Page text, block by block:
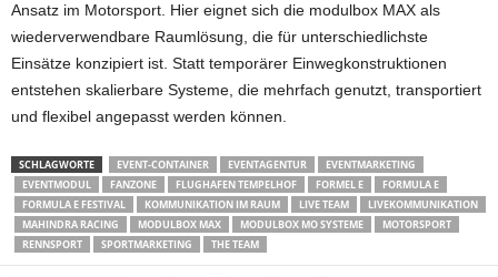
Ansatz im Motorsport. Hier eignet sich die modulbox MAX als
wiederverwendbare Raumlösung, die für unterschiedlichste
Einsätze konzipiert ist. Statt temporärer Einwegkonstruktionen
entstehen skalierbare Systeme, die mehrfach genutzt, transportiert
und flexibel angepasst werden können.
SCHLAGWORTE EVENT-CONTAINER EVENTAGENTUR
EVENTMARKETING
EVENTMODUL
FANZONE FLUGHAFEN TEMPELHOF FORMEL E
FORMULA E
FORMULA E FESTIVAL
KOMMUNIKATION IM RAUM LIVE TEAM
LIVEKOMMUNIKATION
MAHINDRA RACING
MODULBOX MAX MODULBOX MO SYSTEME
MOTORSPORT
RENNSPORT
SPORTMARKETING THE TEAM